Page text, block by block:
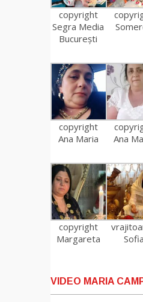
copyright
Segra Media
București
copyright
Ana Maria
Ana
copyright
Margareta
Sofia
VIDEO MARIA